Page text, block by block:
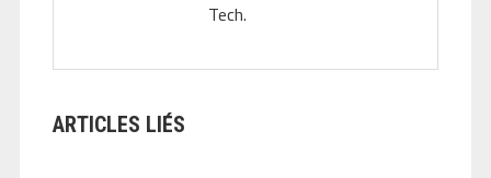
Tech.
ARTICLES LIÉS